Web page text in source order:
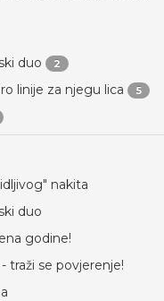
duo 2
linije za njegu lica 5
nakita
duo
godine!
traži se povjerenje!